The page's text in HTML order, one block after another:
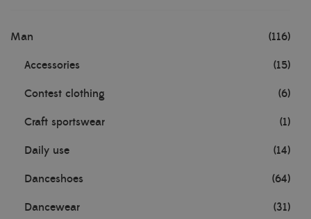
Man (116)
Accessories (15)
Contest clothing (6)
Craft sportswear (1)
Daily use (14)
Danceshoes (64)
Dancewear (31)